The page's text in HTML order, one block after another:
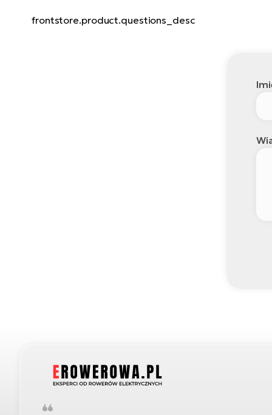
frontstore.product.questions_desc